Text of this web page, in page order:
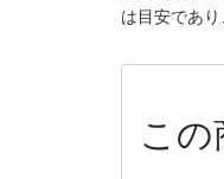
は目安であ
こ